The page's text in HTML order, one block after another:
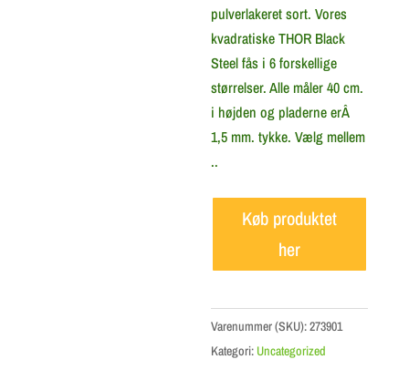
pulverlakeret sort. Vores
kvadratiske THOR Black
Steel fås i 6 forskellige
størrelser. Alle måler 40 cm.
i højden og pladerne erÂ
1,5 mm. tykke. Vælg mellem
..
Køb produktet
her
Varenummer (SKU):273901
Kategori: Uncategorized